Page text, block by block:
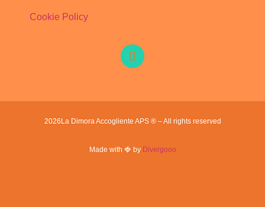
Cookie Policy
2026 La Dimora Accogliente APS ® – All rights reserved
Made with 🍓 by Divergooo